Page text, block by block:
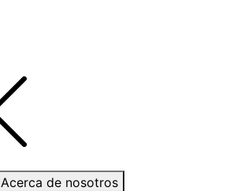
Acerca de nosotros